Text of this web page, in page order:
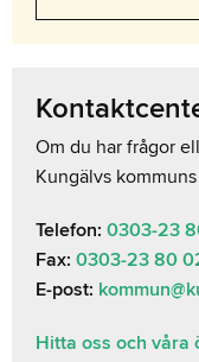
Om du har frågor
Kungälvs
Telefon: 0303-23
Fax: 0303-23 80
E-post:
Hitta oss och våra